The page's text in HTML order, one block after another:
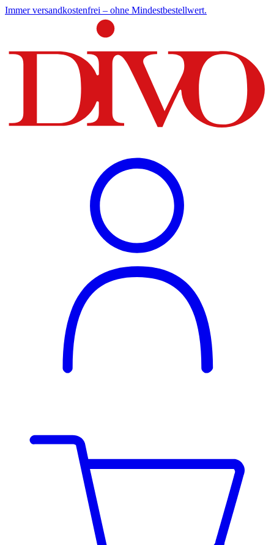
Immer versandkostenfrei – ohne Mindestbestellwert.